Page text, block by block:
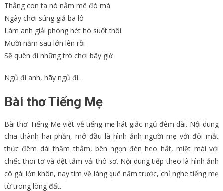
Thằng con ta nó nằm mê đó mà
Ngày chơi súng giả ba lô
Làm anh giải phóng hét hò suốt thôi
Mười năm sau lớn lên rồi
Sẽ quên đi những trò chơi bây giờ
Ngủ đi anh, hãy ngủ đi…
Bài thơ Tiếng Mẹ
Bài thơ Tiếng Mẹ viết về tiếng mẹ hát giấc ngủ đêm dài. Nội dung
chia thành hai phần, mở đầu là hình ảnh người mẹ với đôi mắt
thức đêm dài thăm thẳm, bên ngọn đèn heo hắt, miệt mài với
chiếc thoi tơ và dệt tấm vải thô sơ. Nội dung tiếp theo là hình ảnh
cô gái lớn khôn, nay tìm về làng quê năm trước, chỉ nghe tiếng mẹ
từ trong lòng đất.